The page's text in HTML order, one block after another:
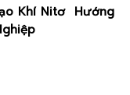
Khí Nitơ Hướng